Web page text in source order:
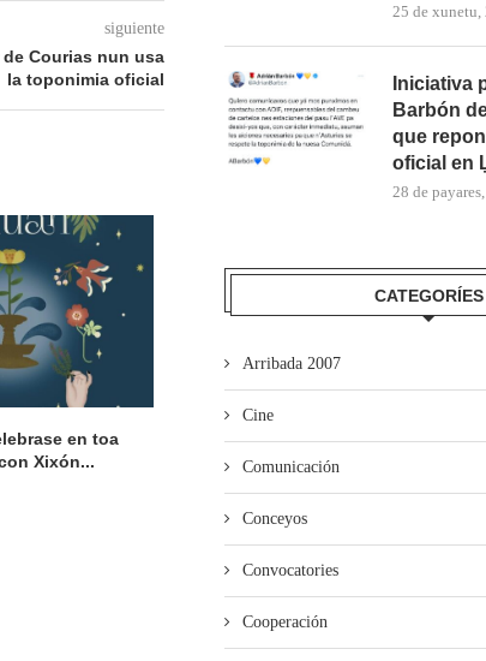
siguiente
de Courias nun usa
la toponimia oficial
en toa
Xixón...
Vuelven los Taragaños del Cofrade
a Uviéu
25 de xunetu,
Iniciativa
Barbón
que
oficial en
28 de
CATEGORÍES
Arribada 2007
Cine
Comunicación
Conceyos
Convocatories
Cooperación